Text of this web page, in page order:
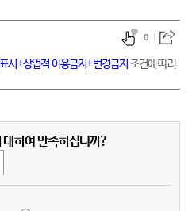
시+상업적 이용금지+변경금지 조건에 따라
0
하여 만족하십니까?